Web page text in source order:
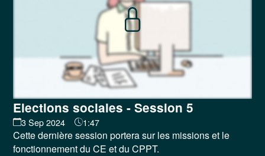
Elections sociales - Session 5
3 Sep 2024 1:47
Cette dernière session portera sur les missions et le
fonctionnement du CE et du CPPT.